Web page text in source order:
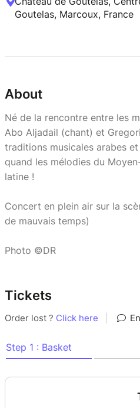
Goutelas, Marcoux, France
About
Né de la rencontre entre les
Abo Aljadail (chant) et
traditions musicales arabes
quand les mélodies du
latine !
Concert en plein air sur la
de mauvais temps)
Photo ©DR
Tickets